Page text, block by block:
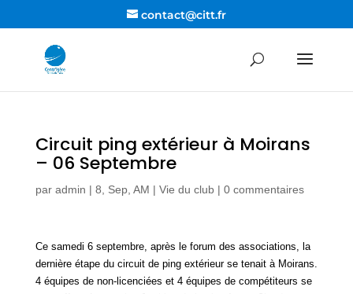
contact@citt.fr
Circuit ping extérieur à Moirans
– 06 Septembre
par admin | 8, Sep, AM | Vie du club| 0 commentaires
Ce samedi 6 septembre, après le forum des associations, la
dernière étape du circuit de ping extérieur se tenait à Moirans.
4 équipes de non-licenciées et 4 équipes de compétiteurs se